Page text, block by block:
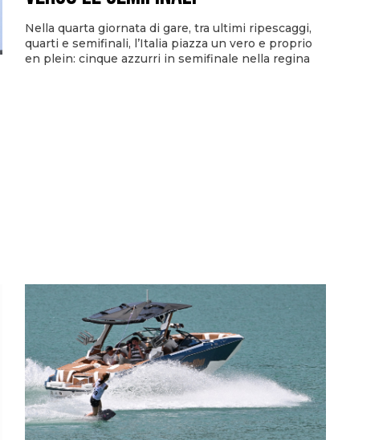
Nella quarta giornata di gare, tra ultimi ripescaggi,
quarti e semifinali, l’Italia piazza un vero e proprio
en plein: cinque azzurri in semifinale nella regina